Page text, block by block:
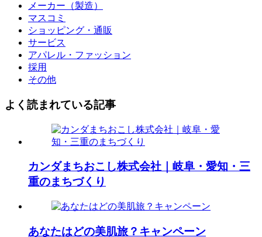
メーカー（製造）
マスコミ
ショッピング・通販
サービス
アパレル・ファッション
採用
その他
よく読まれている記事
カンダまちおこし株式会社｜岐阜・愛知・三
重のまちづくり
あなたはどの美肌旅？キャンペーン